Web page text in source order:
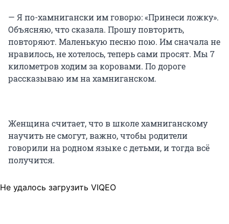
— Я по-хамнигански им говорю: «Принеси ложку».
Объясняю, что сказала. Прошу повторить,
повторяют. Маленькую песню пою. Им сначала не
нравилось, не хотелось, теперь сами просят. Мы 7
километров ходим за коровами. По дороге
рассказываю им на хамниганском.
Женщина считает, что в школе хамниганскому
научить не смогут, важно, чтобы родители
говорили на родном языке с детьми, и тогда всё
получится.
Не удалось загрузить VIQEO